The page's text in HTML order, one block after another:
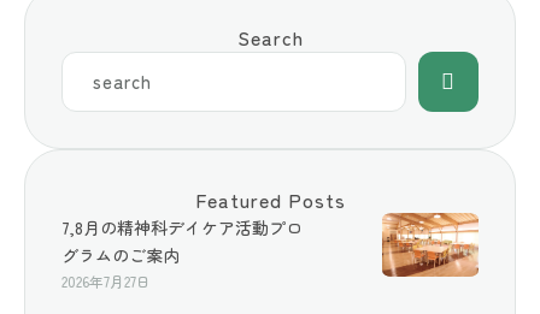
Search
Featured Posts
7,8月の精神科デイケア活動プロ
グラムのご案内
2026年7月27日